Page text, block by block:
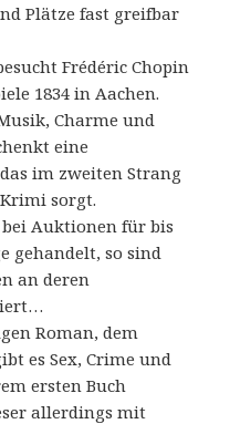
Plätze fast greifbar
Frédéric Chopin
1834 in Aachen.
Charme und
eine
im zweiten Strang
sorgt.
Auktionen für bis
gehandelt, so sind
an deren
Roman, dem
es Sex, Crime und
ersten Buch
allerdings mit